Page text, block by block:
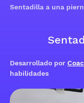
Sentadilla a una
Desarrollado por
habilidades